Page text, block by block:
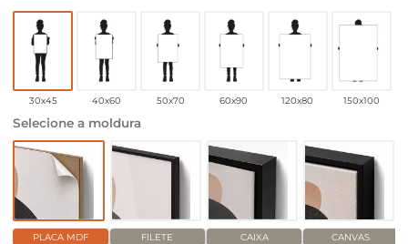
30x45 40x60 50x70 60x90 120x80 150x100
Selecione a moldura
PLACA MDF FILETE CAIXA CANVAS